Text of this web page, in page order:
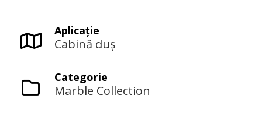
Aplicaţie
Cabină duș
Categorie
Marble Collection